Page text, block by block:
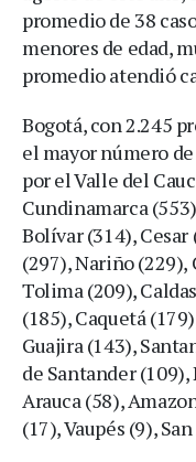
promedio de 38
menores de edad,
promedio atendió
Bogotá, con 2.245
el mayor número de
por el Valle del
Cundinamarca
Bolívar (314), Cesar
(297), Nariño (229),
Tolima (209),
(185), Caquetá
Guajira (143),
de Santander
Arauca (58),
(17), Vaupés (9),